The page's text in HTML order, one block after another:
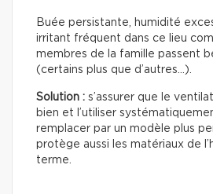
Buée persistante, humidité
irritant fréquent dans ce lieu
membres de la famille passent
(certains plus que d’autres…).
Solution : s’assurer que le
bien et l’utiliser
remplacer par un modèle plus
protège aussi les matériaux de
terme.